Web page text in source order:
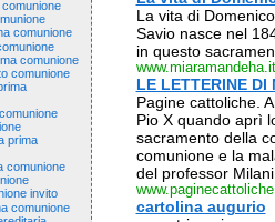
comunione
comunione
comunione
prima
comunione
invito
comunione
La vita di
Savio nasce nel
in questo
www.miaramandeha.it
LE LETTERINE DI
Pagine cattoliche.
Pio X quando aprì
sacramento della
comunione e la
del professor
cartolina augurio